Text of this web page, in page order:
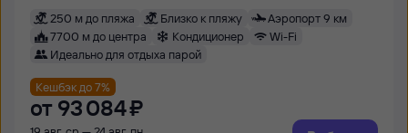
250 м до пляжа Близко к пляжу
Аэропорт 9 км
7700 м до центра
Кондиционер
Wi-Fi
Идеально для отдыха парой
Кешбэк до 7%
от 93 ⁠084 ⁠₽